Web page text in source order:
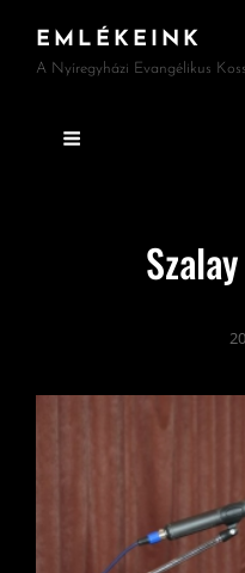
EMLÉKEINK
A Nyíregyházi Evangélikus